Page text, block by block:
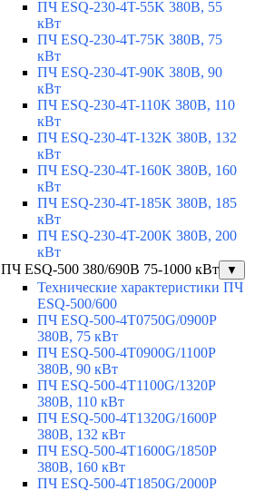
ПЧ ESQ-230-4T-55K 380В, 55
кВт
ПЧ ESQ-230-4T-75K 380В, 75
кВт
ПЧ ESQ-230-4T-90K 380В, 90
кВт
ПЧ ESQ-230-4T-110K 380В, 110
кВт
ПЧ ESQ-230-4T-132K 380В, 132
кВт
ПЧ ESQ-230-4T-160K 380В, 160
кВт
ПЧ ESQ-230-4T-185K 380В, 185
кВт
ПЧ ESQ-230-4T-200K 380В, 200
кВт
ПЧ ESQ-500 380/690В 75-1000 кВт
▼
Технические характеристики ПЧ
ESQ-500/600
ПЧ ESQ-500-4T0750G/0900P
380В, 75 кВт
ПЧ ESQ-500-4T0900G/1100P
380В, 90 кВт
ПЧ ESQ-500-4T1100G/1320P
380В, 110 кВт
ПЧ ESQ-500-4T1320G/1600P
380В, 132 кВт
ПЧ ESQ-500-4T1600G/1850P
380В, 160 кВт
ПЧ ESQ-500-4T1850G/2000P